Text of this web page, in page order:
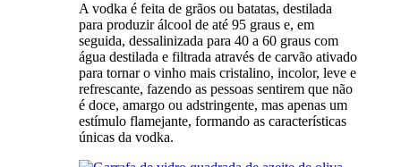
A vodka é feita de grãos ou batatas, destilada
para produzir álcool de até 95 graus e, em
seguida, dessalinizada para 40 a 60 graus com
água destilada e filtrada através de carvão ativado
para tornar o vinho mais cristalino, incolor, leve e
refrescante, fazendo as pessoas sentirem que não
é doce, amargo ou adstringente, mas apenas um
estímulo flamejante, formando as características
únicas da vodka.